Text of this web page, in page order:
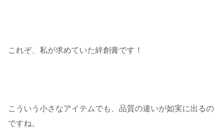
これぞ、私が求めていた絆創膏です！
こういう小さなアイテムでも、品質の違いが如実に出るの
ですね。